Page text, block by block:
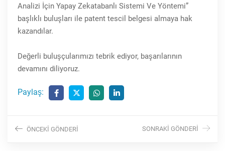
Analizi İçin Yapay Zekatabanlı Sistemi Ve Yöntemi”
başlıklı buluşları ile patent tescil belgesi almaya hak
kazandılar.
Değerli buluşçularımızı tebrik ediyor, başarılarının
devamını diliyoruz.
Paylaş:
ÖNCEKI GÖNDERI SONRAKI GÖNDERI